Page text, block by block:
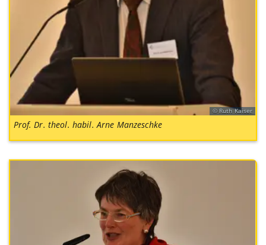
Ruth Kaiser
Prof. Dr. theol. habil. Arne Manzeschke